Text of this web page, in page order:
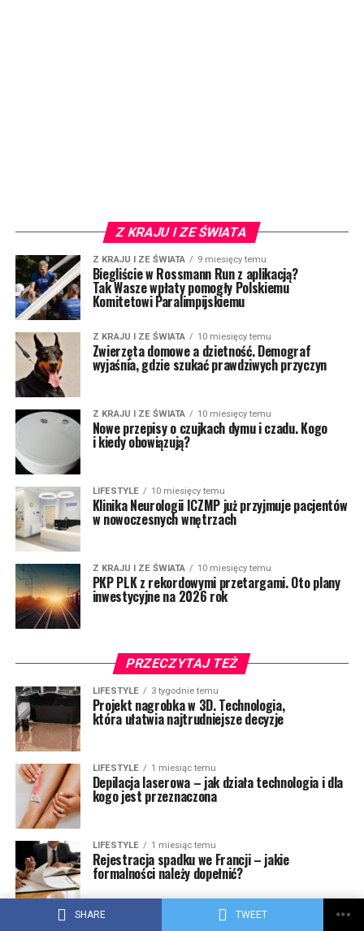
SHARE TWEET
Z KRAJU I ZE ŚWIATA
Z KRAJU I ZE ŚWIATA 9 miesięcy temu
Biegliście w Rossmann Run z aplikacją?
Tak Wasze wpłaty pomogły Polskiemu
Komitetowi Paralimpijskiemu
Z KRAJU I ZE ŚWIATA 10 miesięcy temu
Zwierzęta domowe a dzietność. Demograf
wyjaśnia, gdzie szukać prawdziwych przyczyn
Z KRAJU I ZE ŚWIATA 10 miesięcy temu
Nowe przepisy o czujkach dymu i czadu. Kogo
i kiedy obowiązują?
LIFESTYLE 10 miesięcy temu
Klinika Neurologii ICZMP już przyjmuje pacjentów
w nowoczesnych wnętrzach
Z KRAJU I ZE ŚWIATA 10 miesięcy temu
PKP PLK z rekordowymi przetargami. Oto plany
inwestycyjne na 2026 rok
PRZECZYTAJ TEŻ
LIFESTYLE 3 tygodnie temu
Projekt nagrobka w 3D. Technologia,
która ułatwia najtrudniejsze decyzje
LIFESTYLE 1 miesiąc temu
Depilacja laserowa – jak działa technologia i dla
kogo jest przeznaczona
LIFESTYLE 1 miesiąc temu
Rejestracja spadku we Francji – jakie
formalności należy dopełnić?
2 miesiące temu